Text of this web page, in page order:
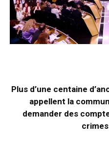
Plus d’une centaine
appellent la
demander des